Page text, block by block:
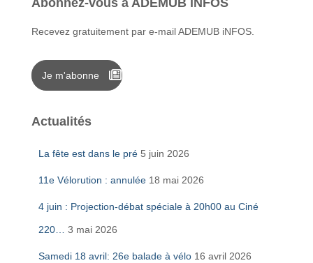
Abonnez-vous à ADEMUB iNFOS
Recevez gratuitement par e-mail ADEMUB iNFOS.
Je m'abonne
Actualités
La fête est dans le pré 5 juin 2026
11e Vélorution : annulée 18 mai 2026
4 juin : Projection-débat spéciale à 20h00 au Ciné
220… 3 mai 2026
Samedi 18 avril: 26e balade à vélo 16 avril 2026